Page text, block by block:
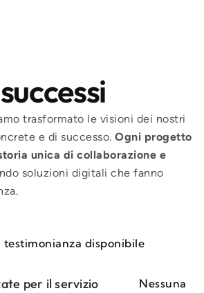
trasformato le visioni dei nostri
e di successo. Ogni progetto
unica di collaborazione e
soluzioni digitali che fanno
testimonianza disponibile
per il servizio
Nessuna